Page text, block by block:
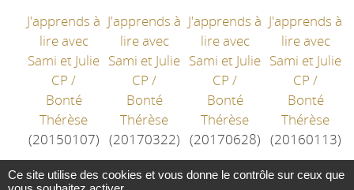
J'apprends à
lire avec
Sami et Julie
CP /
Bonté
Thérèse
(20150107)
J'apprends à
lire avec
Sami et Julie
CP /
Bonté
Thérèse
(20170322)
J'apprends à
lire avec
Sami et Julie
CP /
Bonté
Thérèse
(20170628)
J'apprends à
lire avec
Sami et Julie
CP /
Bonté
Thérèse
(20160113)
Ce site utilise des cookies et vous donne le contrôle sur ceux que